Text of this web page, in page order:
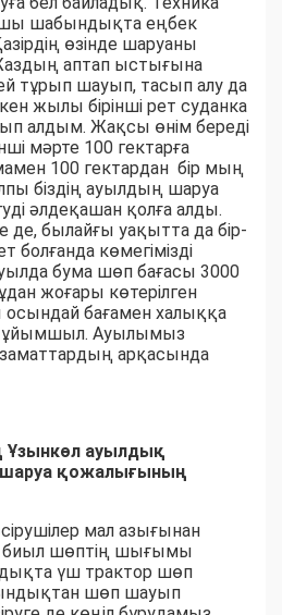
шабындықта еңбек
өзінде шаруаны
аптап ыстығына
тұрып шауып, тасып алу да
жылы бірінші рет суданка
алдым. Жақсы өнім береді
мәрте 100 гектарға
100 гектардан бір мың
біздің ауылдың шаруа
әлдеқашан қолға алды.
де, былайғы уақытта да бір-
болғанда көмегімізді
бума шөп бағасы 3000
жоғары көтерілген
бағамен халыққа
ұйымшыл. Ауылымыз
арқасында
Ұзынкөл ауылдық
шаруа қожалығының
мал азығынан
биыл шөптің шығымы
үш трактор шөп
шөп шауып